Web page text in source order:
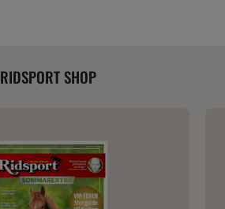
RIDSPORT SHOP